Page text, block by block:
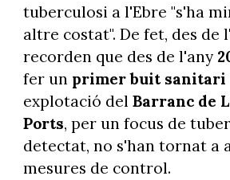
tuberculosi a l'Ebre "s'ha
altre costat". De fet, des de
recorden que des de l'any
fer un primer buit sanitari
explotació del Barranc de
Ports, per un focus de
detectat, no s'han tornat a
mesures de control.